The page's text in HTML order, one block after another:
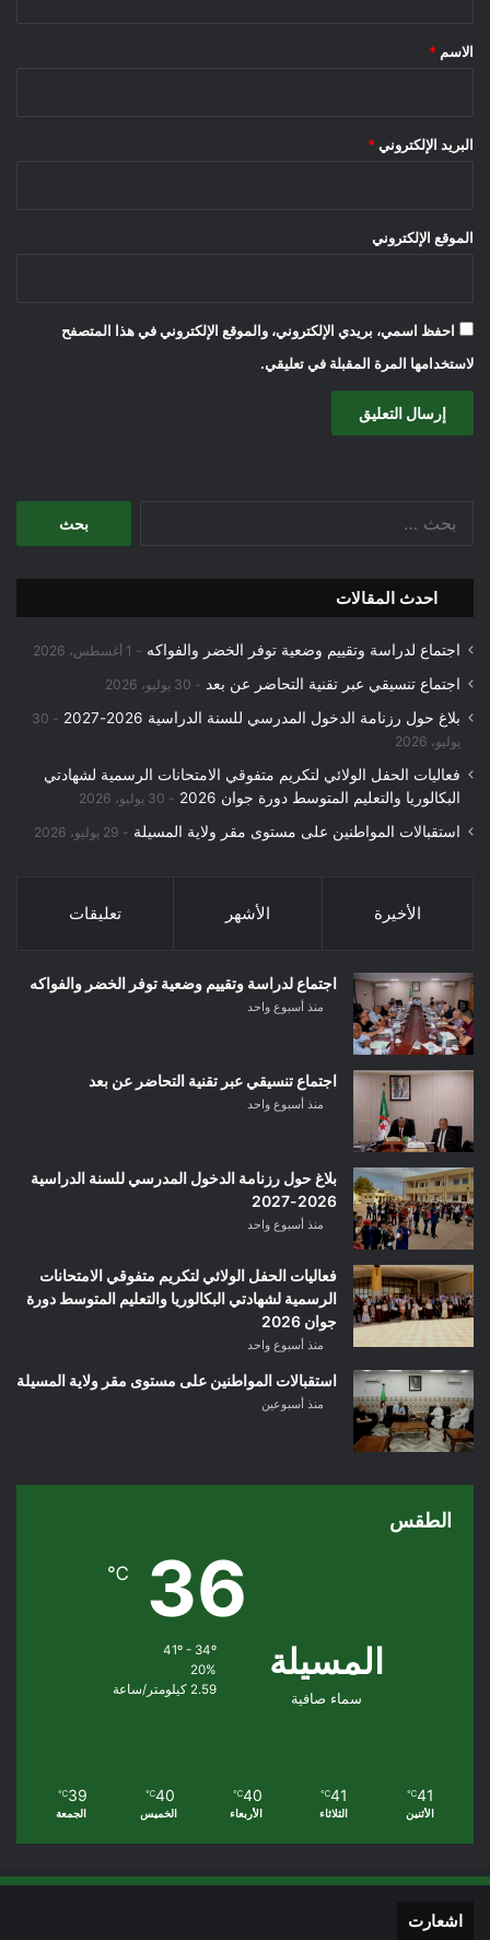
*
الاسم *
البريد الإلكتروني *
الموقع الإلكتروني
احفظ اسمي، بريدي الإلكتروني، والموقع الإلكتروني في هذا المتصفح
لاستخدامها المرة المقبلة في تعليقي.
احدث المقالات
اجتماع لدراسة وتقييم وضعية توفر الخضر والفواكه 1 أغسطس، 2026
اجتماع تنسيقي عبر تقنية التحاضر عن بعد 30 يوليو، 2026
بلاغ حول رزنامة الدخول المدرسي للسنة الدراسية 2026-2027
30
يوليو، 2026
فعاليات الحفل الولائي لتكريم متفوقي الامتحانات الرسمية لشهادتي
البكالوريا والتعليم المتوسط دورة جوان 2026
30 يوليو، 2026
استقبالات المواطنين على مستوى مقر ولاية المسيلة 29 يوليو، 2026
الأخيرة الأشهر تعليقات
اجتماع لدراسة وتقييم وضعية توفر الخضر والفواكه
منذ أسبوع واحد
اجتماع تنسيقي عبر تقنية التحاضر عن بعد
منذ أسبوع واحد
بلاغ حول رزنامة الدخول المدرسي للسنة الدراسية
2026-2027
منذ أسبوع واحد
فعاليات الحفل الولائي لتكريم متفوقي الامتحانات
الرسمية لشهادتي البكالوريا والتعليم المتوسط دورة
جوان 2026
منذ أسبوع واحد
استقبالات المواطنين على مستوى مقر ولاية المسيلة
منذ أسبوعين
الطقس
المسيلة
سماء صافية
36
℃
41º - 34º
20%
2.59 كيلومتر/ساعة
41
℃
الأثنين
41
℃
الثلاثاء
40
℃
الأربعاء
40
℃
الخميس
39
℃
الجمعة
اشعارت